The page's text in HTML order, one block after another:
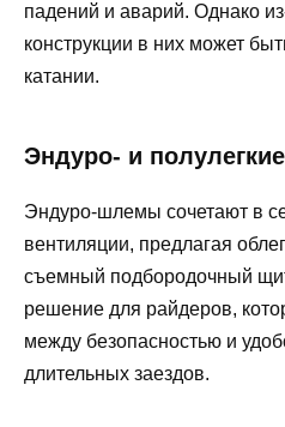
падений и аварий. Однако
конструкции в них может
катании.
Эндуро- и
Эндуро-шлемы сочетают в
вентиляции, предлагая
съемный подбородочный
решение для райдеров,
между безопасностью и
длительных заездов.